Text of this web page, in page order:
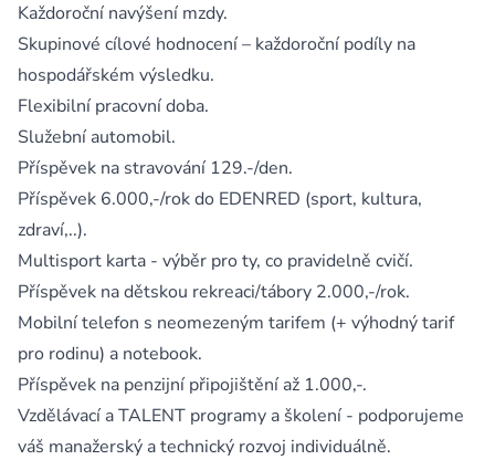
Každoroční navýšení mzdy.
Skupinové cílové hodnocení – každoroční podíly na
hospodářském výsledku.
Flexibilní pracovní doba.
Služební automobil.
Příspěvek na stravování 129.-/den.
Příspěvek 6.000,-/rok do EDENRED (sport, kultura,
zdraví,..).
Multisport karta - výběr pro ty, co pravidelně cvičí.
Příspěvek na dětskou rekreaci/tábory 2.000,-/rok.
Mobilní telefon s neomezeným tarifem (+ výhodný tarif
pro rodinu) a notebook.
Příspěvek na penzijní připojištění až 1.000,-.
Vzdělávací a TALENT programy a školení - podporujeme
váš manažerský a technický rozvoj individuálně.